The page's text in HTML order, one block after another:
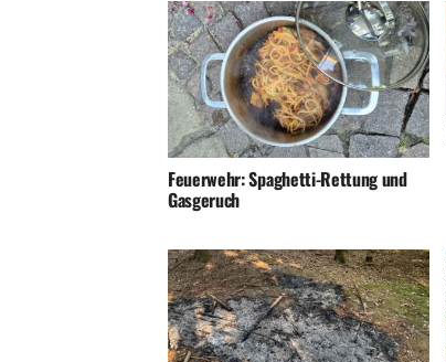
Feuerwehr: Spaghetti-Rettung und
Gasgeruch